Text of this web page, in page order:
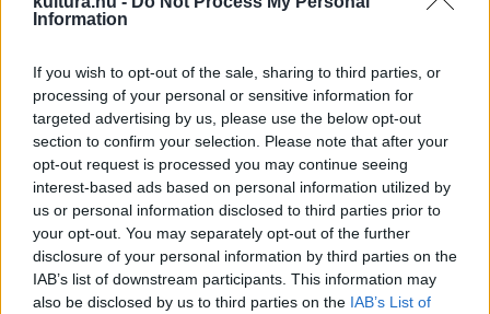
Information
If you wish to opt-out of the sale, sharing to third parties, or
processing of your personal or sensitive information for
targeted advertising by us, please use the below opt-out
section to confirm your selection. Please note that after your
opt-out request is processed you may continue seeing
interest-based ads based on personal information utilized by
us or personal information disclosed to third parties prior to
your opt-out. You may separately opt-out of the further
disclosure of your personal information by third parties on the
IAB’s list of downstream participants. This information may
also be disclosed by us to third parties on the IAB’s List of
parkolójában. A Westend Drive-In Cinema nevet viselő
klasszikus filmek lesznek műsoron:A nagy Lebowski című
kedvencet nem kisebb alkotások követik a nyitóhéten,
mint azAmerikai szépség, aJoker, aPomádéés aVissza a
jövőbe. Az éppen aktuális műsort az érdeklődők mindig
megtalálják a Budapest Rooftop Cinemahonlapjánés
Facebook-oldalán
Az elmúlt hetekben az egészségügyi dolgozók, rendőrök,